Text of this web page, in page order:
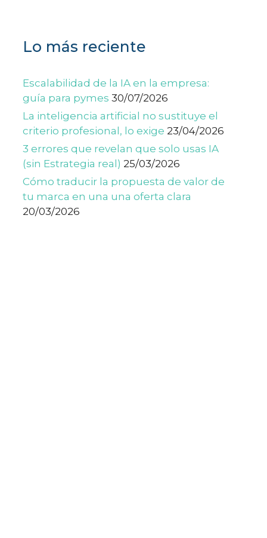
Lo más reciente
Escalabilidad de la IA en la empresa:
guía para pymes 30/07/2026
La inteligencia artificial no sustituye el
criterio profesional, lo exige 23/04/2026
3 errores que revelan que solo usas IA
(sin Estrategia real) 25/03/2026
Cómo traducir la propuesta de valor de
tu marca en una una oferta clara
20/03/2026